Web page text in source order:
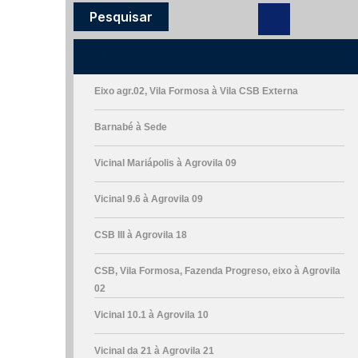
Eixo agr.02, Vila Formosa à Vila CSB Externa
Barnabé à Sede
Vicinal Mariápolis à Agrovila 09
Vicinal 9.6 à Agrovila 09
CSB III à Agrovila 18
CSB, Vila Formosa, Fazenda Progreso, eixo à Agrovila
02
Vicinal 10.1 à Agrovila 10
Vicinal da 21 à Agrovila 21